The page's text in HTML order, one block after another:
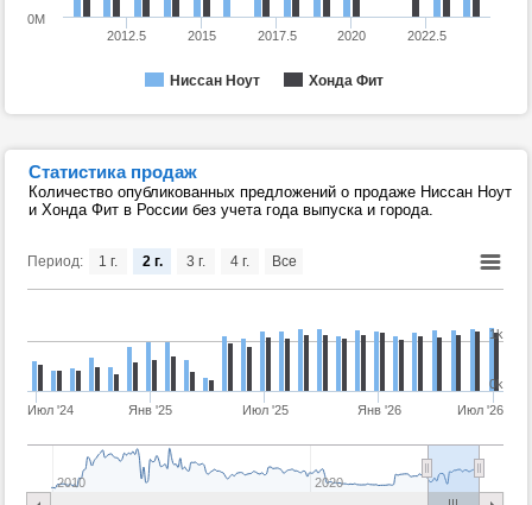
Ниссан Ноут Хонда Фит
2012.5 2015 2017.5 2020 2022.5
0M
Статистика продаж
Количество опубликованных предложений о продаже Ниссан Ноут
и Хонда Фит в России без учета года выпуска и города.
Период:
Июл '24 Янв '25 Июл '25 Янв '26 Июл '26
2010 2020
0k
1k
1 г. 2 г. 3 г. 4 г. Все